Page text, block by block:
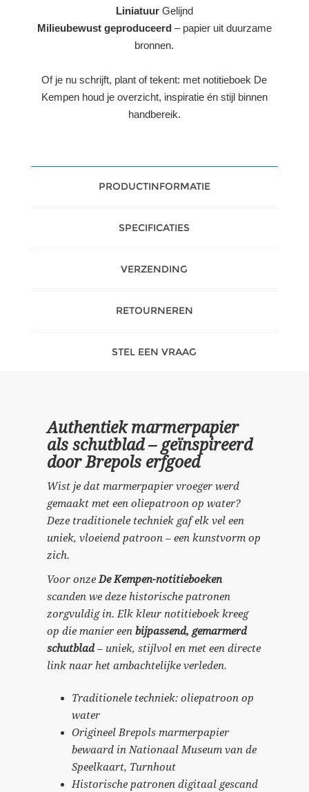
LiniatuurGelijnd
Milieubewust geproduceerd– papier uit duurzame
bronnen.
Of je nu schrijft, plant of tekent: met notitieboek De
Kempen houd je overzicht, inspiratie én stijl binnen
handbereik.
PRODUCTINFORMATIE
SPECIFICATIES
VERZENDING
RETOURNEREN
STEL EEN VRAAG
Authentiek marmerpapier
als schutblad – geïnspireerd
door Brepols erfgoed
Wist je dat marmerpapier vroeger werd
gemaakt met een oliepatroon op water?
Deze traditionele techniek gaf elk vel een
uniek, vloeiend patroon – een kunstvorm op
zich.
Voor onzeDe Kempen-notitieboeken
scanden we deze historische patronen
zorgvuldig in. Elk kleur notitieboek kreeg
op die manier eenbijpassend, gemarmerd
schutblad– uniek, stijlvol en met een directe
link naar het ambachtelijke verleden.
Traditionele techniek: oliepatroon op
water
Origineel Brepols marmerpapier
bewaard in Nationaal Museum van de
Speelkaart, Turnhout
Historische patronen digitaal gescand